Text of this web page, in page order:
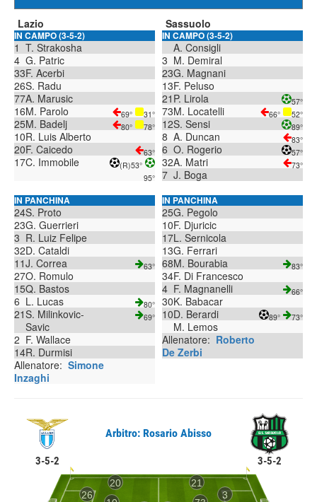
Lazio
IN CAMPO (3-5-2)
1 T. Strakosha
4 G. Patric
33F. Acerbi
26S. Radu
77A. Marusic
16M. Parolo 69° 31°
25M. Badelj 80° 78°
10R. Luis Alberto
20F. Caicedo 63°
17C. Immobile (R)53°
95°
IN PANCHINA
24S. Proto
23G. Guerrieri
3 R. Luiz Felipe
32D. Cataldi
11J. Correa 63°
27O. Romulo
15Q. Bastos
6 L. Lucas 80°
21S. Milinkovic-
Savic
69°
2 F. Wallace
14R. Durmisi
Allenatore: Simone
Inzaghi
Sassuolo
IN CAMPO (3-5-2)
A. Consigli
3 M. Demiral
23G. Magnani
13F. Peluso
21 P. Lirola 57°
73M. Locatelli 66° 52°
12S. Sensi 89°
8 A. Duncan 83°
6 O. Rogerio 57°
32A. Matri 73°
7 J. Boga
IN PANCHINA
25G. Pegolo
10F. Djuricic
17L. Sernicola
13G. Ferrari
68M. Bourabia 83°
34F. Di Francesco
4 F. Magnanelli 66°
30K. Babacar
10D. Berardi 89° 73°
M. Lemos
Allenatore: Roberto
De Zerbi
3-5-2
Arbitro: Rosario Abisso
3-5-2
3
26
21
20